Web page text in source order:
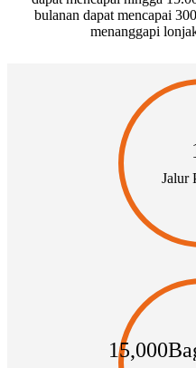
bulanan dapat mencapai
menanggapi
Jalur
15,000